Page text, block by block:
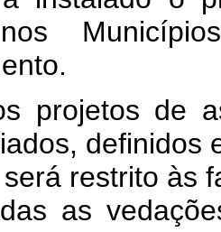
projetos de
definidos
restrito às
as